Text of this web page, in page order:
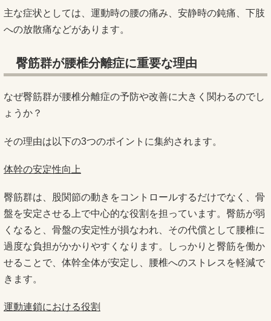
主な症状としては、運動時の腰の痛み、安静時の鈍痛、下肢
への放散痛などがあります。
臀筋群が腰椎分離症に重要な理由
なぜ臀筋群が腰椎分離症の予防や改善に大きく関わるのでし
ょうか？
その理由は以下の3つのポイントに集約されます。
体幹の安定性向上
臀筋群は、股関節の動きをコントロールするだけでなく、骨
盤を安定させる上で中心的な役割を担っています。臀筋が弱
くなると、骨盤の安定性が損なわれ、その代償として腰椎に
過度な負担がかかりやすくなります。しっかりと臀筋を働か
せることで、体幹全体が安定し、腰椎へのストレスを軽減で
きます。
運動連鎖における役割